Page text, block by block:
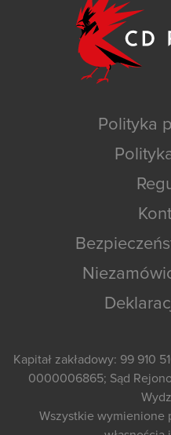
Polityka
Kapitał zakładowy: 99 910
0000006865; Sąd
Wszystkie wymienione